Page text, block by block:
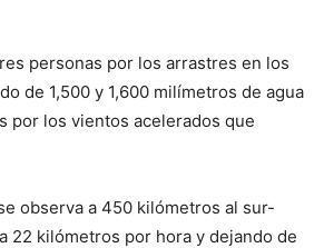
personas por los arrastres en los
de 1,500 y 1,600 milímetros de agua
por los vientos acelerados que
observa a 450 kilómetros al sur-
22 kilómetros por hora y dejando de